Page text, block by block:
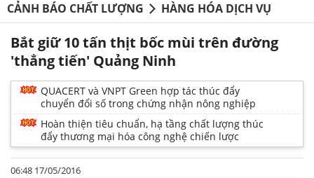
CẢNH BÁO CHẤT LƯỢNG HÀNG HÓA DỊCH VỤ
Bắt giữ 10 tấn thịt bốc mùi trên đường
'thẳng tiến' Quảng Ninh
QUACERT và VNPT Green hợp tác thúc đẩy
chuyển đổi số trong chứng nhận nông nghiệp
Hoàn thiện tiêu chuẩn, hạ tầng chất lượng thúc
đẩy thương mại hóa công nghệ chiến lược
06:48 17/05/2016